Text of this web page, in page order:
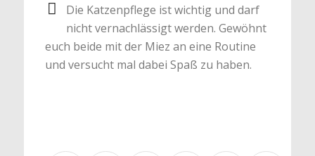
Die Katzenpflege ist wichtig und darf
nicht vernachlässigt werden. Gewöhnt
euch beide mit der Miez an eine Routine
und versucht mal dabei Spaß zu haben.